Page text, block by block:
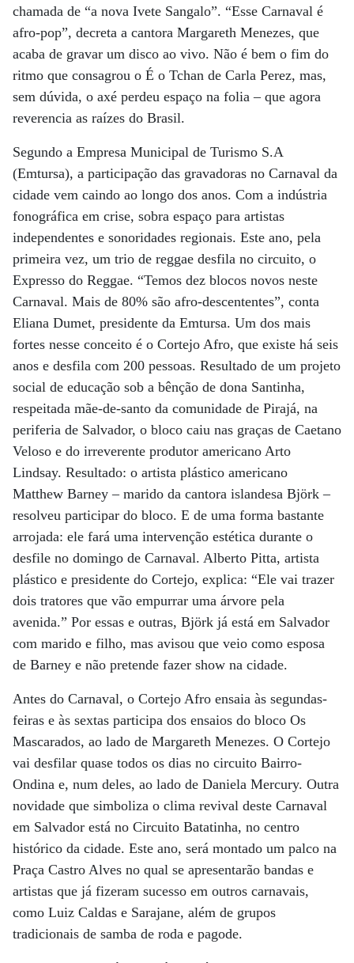
chamada de “a nova Ivete Sangalo”. “Esse Carnaval é
afro-pop”, decreta a cantora Margareth Menezes, que
acaba de gravar um disco ao vivo. Não é bem o fim do
ritmo que consagrou o É o Tchan de Carla Perez, mas,
sem dúvida, o axé perdeu espaço na folia – que agora
reverencia as raízes do Brasil.
Segundo a Empresa Municipal de Turismo S.A
(Emtursa), a participação das gravadoras no Carnaval da
cidade vem caindo ao longo dos anos. Com a indústria
fonográfica em crise, sobra espaço para artistas
independentes e sonoridades regionais. Este ano, pela
primeira vez, um trio de reggae desfila no circuito, o
Expresso do Reggae. “Temos dez blocos novos neste
Carnaval. Mais de 80% são afro-descententes”, conta
Eliana Dumet, presidente da Emtursa. Um dos mais
fortes nesse conceito é o Cortejo Afro, que existe há seis
anos e desfila com 200 pessoas. Resultado de um projeto
social de educação sob a bênção de dona Santinha,
respeitada mãe-de-santo da comunidade de Pirajá, na
periferia de Salvador, o bloco caiu nas graças de Caetano
Veloso e do irreverente produtor americano Arto
Lindsay. Resultado: o artista plástico americano
Matthew Barney – marido da cantora islandesa Björk –
resolveu participar do bloco. E de uma forma bastante
arrojada: ele fará uma intervenção estética durante o
desfile no domingo de Carnaval. Alberto Pitta, artista
plástico e presidente do Cortejo, explica: “Ele vai trazer
dois tratores que vão empurrar uma árvore pela
avenida.” Por essas e outras, Björk já está em Salvador
com marido e filho, mas avisou que veio como esposa
de Barney e não pretende fazer show na cidade.
Antes do Carnaval, o Cortejo Afro ensaia às segundas-
feiras e às sextas participa dos ensaios do bloco Os
Mascarados, ao lado de Margareth Menezes. O Cortejo
vai desfilar quase todos os dias no circuito Bairro-
Ondina e, num deles, ao lado de Daniela Mercury. Outra
novidade que simboliza o clima revival deste Carnaval
em Salvador está no Circuito Batatinha, no centro
histórico da cidade. Este ano, será montado um palco na
Praça Castro Alves no qual se apresentarão bandas e
artistas que já fizeram sucesso em outros carnavais,
como Luiz Caldas e Sarajane, além de grupos
tradicionais de samba de roda e pagode.